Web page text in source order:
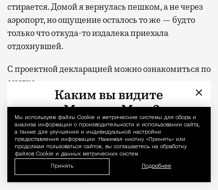
Уведомление
Мы используем файлы Сookie и метрические системы для сбора и
анализа информации о производительности и использовании сайта,
а также для улучшения и индивидуальной настройки
предоставления информации. Нажимая кнопку «Принять» или
продолжая пользоваться сайтом, вы соглашаетесь на обработку
файлов Cookie и данных метрических систем.
Принять Подробнее
стирается. Домой я вернулась пешком, а не через
аэропорт, но ощущение осталось то же — будто
только что откуда-то издалека приехала
отдохнувшей.
С проектной декларацией можно ознакомиться по
ссылке
Фото:пресс-служба девелоперской компании
«Новая Эра» и пресс-служба АНО «Развитие
парков»
Отпуск в этом году у меня кочует: сначала
Реклама
×